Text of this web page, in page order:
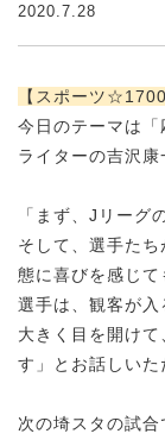
2020.7.28
【スポーツ☆1700
今日のテーマは「
ライターの吉沢康
「まず、Jリーグ
そして、選手た
態に喜びを感じて
選手は、観客が入
大きく目を開け
す」とお話しいた
次の埼スタの試